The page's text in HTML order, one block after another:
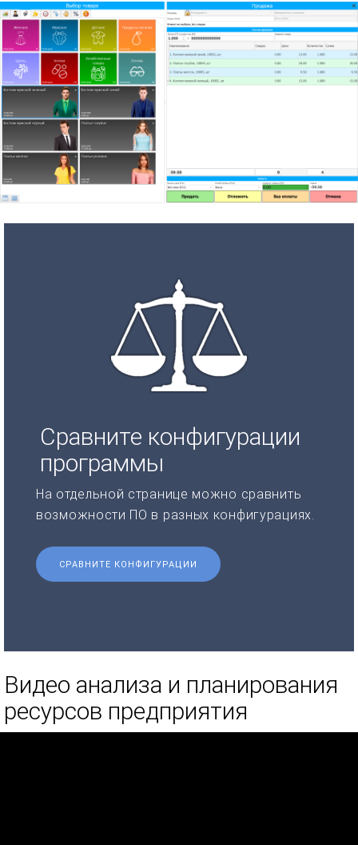
Сравните конфигурации
программы
На отдельной странице можно сравнить
возможности ПО в разных конфигурациях.
СРАВНИТЕ КОНФИГУРАЦИИ
Видео анализа и планирования
ресурсов предприятия